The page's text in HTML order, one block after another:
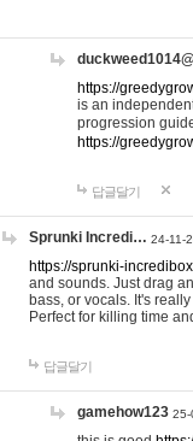
https://
is an
progression
https://
답글달기
Sprunki Incredi… 24-11-
https://sprunki-
and sounds. Just drag
bass, or vocals. It's
Perfect for killing time
답글달기
gamehow123 25-